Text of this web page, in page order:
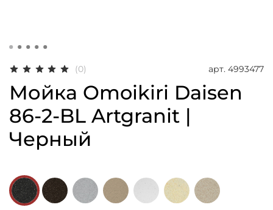
(0) арт. 4993477
Мойка Omoikiri Daisen
86-2-BL Artgranit |
Черный